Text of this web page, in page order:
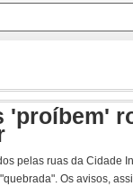
'proíbem'
pelas ruas da Cidade
Os avisos,